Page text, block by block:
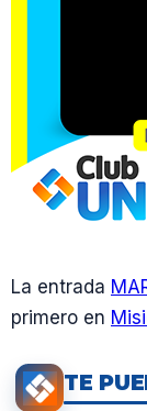
La entrada
primero en
TE